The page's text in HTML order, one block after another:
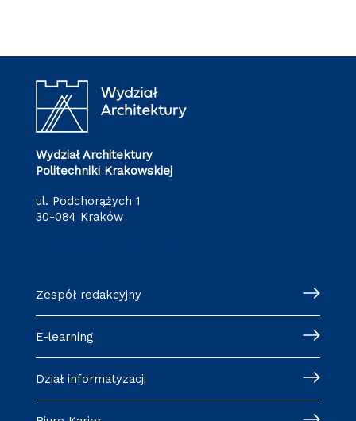
Wydział Architektury
Politechniki Krakowskiej
ul. Podchorążych 1
30-084 Kraków
Zespół redakcyjny
E-learning
Dział informatyzacji